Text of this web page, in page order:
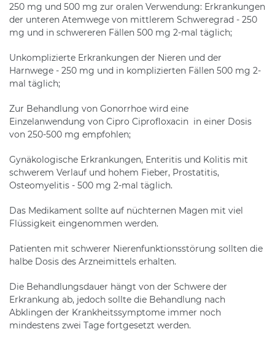
250 mg und 500 mg zur oralen Verwendung: Erkrankungen
der unteren Atemwege von mittlerem Schweregrad - 250
mg und in schwereren Fällen 500 mg 2-mal täglich;
Unkomplizierte Erkrankungen der Nieren und der
Harnwege - 250 mg und in komplizierten Fällen 500 mg 2-
mal täglich;
Zur Behandlung von Gonorrhoe wird eine
Einzelanwendung von Cipro Ciprofloxacin in einer Dosis
von 250-500 mg empfohlen;
Gynäkologische Erkrankungen, Enteritis und Kolitis mit
schwerem Verlauf und hohem Fieber, Prostatitis,
Osteomyelitis - 500 mg 2-mal täglich.
Das Medikament sollte auf nüchternen Magen mit viel
Flüssigkeit eingenommen werden.
Patienten mit schwerer Nierenfunktionsstörung sollten die
halbe Dosis des Arzneimittels erhalten.
Die Behandlungsdauer hängt von der Schwere der
Erkrankung ab, jedoch sollte die Behandlung nach
Abklingen der Krankheitssymptome immer noch
mindestens zwei Tage fortgesetzt werden.